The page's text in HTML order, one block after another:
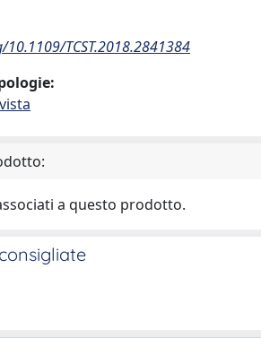
TCST.2018.2841384
a questo prodotto.